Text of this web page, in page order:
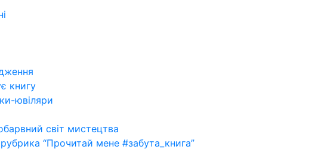
книгу
ювіляри
світ мистецтва
рубрика “Прочитай мене #забута_книга”